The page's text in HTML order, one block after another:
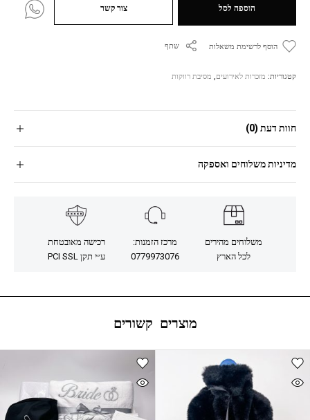
הוספה לסל צור קשר
הוסף לרשימת משאלות שתף
קטגוריות: מזכרות לאירועים, מסיבת רווקות
חוות דעת (0)
מדיניות משלוחים ואספקה
משלוחים מהירים
לכל הארץ
מרכז הזמנות:
0779973076
רכישה מאובטחת
ע״י תקן PCI SSL
מוצרים קשורים